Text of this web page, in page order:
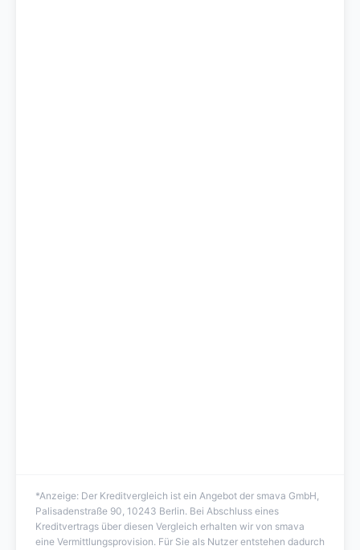
*Anzeige: Der Kreditvergleich ist ein Angebot der smava GmbH,
Palisadenstraße 90, 10243 Berlin. Bei Abschluss eines
Kreditvertrags über diesen Vergleich erhalten wir von smava
eine Vermittlungsprovision. Für Sie als Nutzer entstehen dadurch